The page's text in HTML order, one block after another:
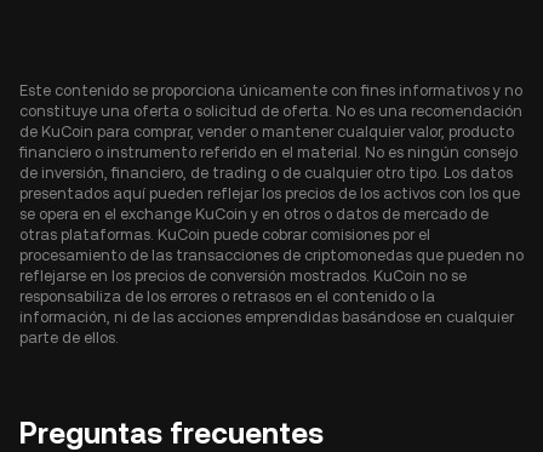
Este contenido se proporciona únicamente con fines informativos y no
constituye una oferta o solicitud de oferta. No es una recomendación
de KuCoin para comprar, vender o mantener cualquier valor, producto
financiero o instrumento referido en el material. No es ningún consejo
de inversión, financiero, de trading o de cualquier otro tipo. Los datos
presentados aquí pueden reflejar los precios de los activos con los que
se opera en el exchange KuCoin y en otros o datos de mercado de
otras plataformas. KuCoin puede cobrar comisiones por el
procesamiento de las transacciones de criptomonedas que pueden no
reflejarse en los precios de conversión mostrados. KuCoin no se
responsabiliza de los errores o retrasos en el contenido o la
información, ni de las acciones emprendidas basándose en cualquier
parte de ellos.
Preguntas frecuentes